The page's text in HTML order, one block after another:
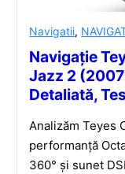
Navigatii,
Navigație
Jazz 2
Detaliată,
Analizăm Teyes
performanță
360° și sunet